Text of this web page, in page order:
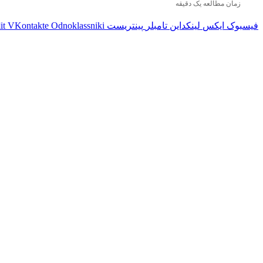
زمان مطالعه یک دقیقه
فیسبوک ایکس لینکداین تامبلر پینتریست VKontakte Odnoklassniki